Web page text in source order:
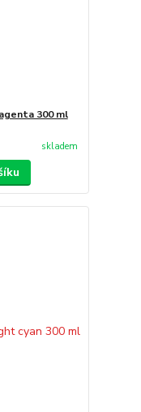
300 ml
skladem